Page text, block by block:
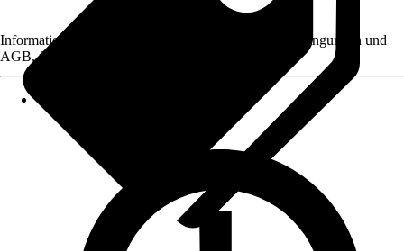
Informationen des Verkäufers, wie z. B. Rückgabebedingungen und
AGB, finden Sie bei Klick auf den Verkäufernamen.